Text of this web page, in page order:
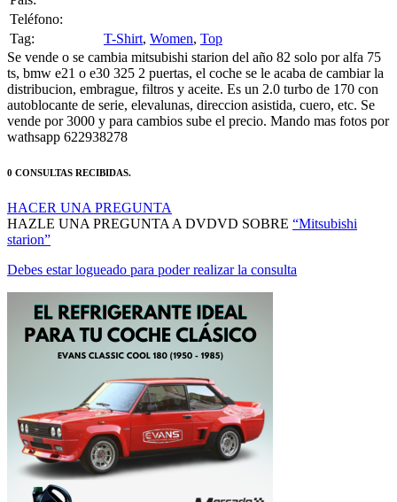
Teléfono:
Tag:
T-Shirt, Women, Top
Se vende o se cambia mitsubishi starion del año 82 solo por alfa 75
ts, bmw e21 o e30 325 2 puertas, el coche se le acaba de cambiar la
distribucion, embrague, filtros y aceite. Es un 2.0 turbo de 170 con
autoblocante de serie, elevalunas, direccion asistida, cuero, etc. Se
vende por 3000 y para cambios sube el precio. Mando mas fotos por
wathsapp 622938278
0 CONSULTAS RECIBIDAS.
HACER UNA PREGUNTA
HAZLE UNA PREGUNTA A DVDVD SOBRE “Mitsubishi
starion”
Debes estar logueado para poder realizar la consulta